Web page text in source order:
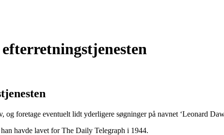
foretage eventuelt lidt yderligere søgninger på navnet ‘Leonard
havde lavet for The Daily Telegraph i 1944.